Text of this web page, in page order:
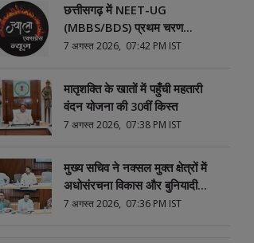
छत्तीसगढ़ में NEET-UG
(MBBS/BDS) प्रथम चरण
काउंसिलिंग हेतु ऑनलाईन आवेदन
7 अगस्त 2026, 07:42 PM IST
मातृशक्ति के खातों में पहुँची महतारी
वंदन योजना की 30वीं किस्त
7 अगस्त 2026, 07:38 PM IST
मुख्य सचिव ने नक्सल मुक्त क्षेत्रों में
अधोसंरचना विकास और बुनियादी
सुविधाओं को प्राथमिकता देने के दिए
7 अगस्त 2026, 07:36 PM IST